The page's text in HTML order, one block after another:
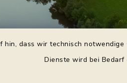
hin, dass wir technisch
Dienste wird bei